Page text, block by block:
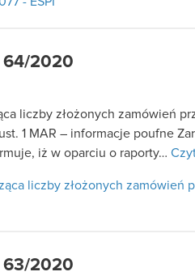
64/2020
liczby złożonych zamówień
1 MAR – informacje poufne
iż w oparciu o raporty…
liczby złożonych
63/2020